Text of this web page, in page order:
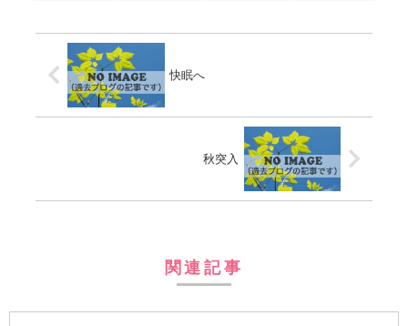
快眠へ
秋突入
関連記事